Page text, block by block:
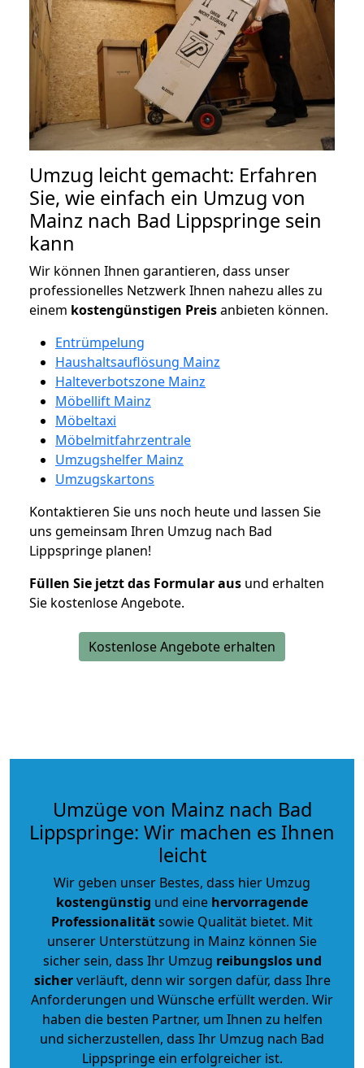
Umzug leicht gemacht: Erfahren
Sie, wie einfach ein Umzug von
Mainz nach Bad Lippspringe sein
kann
Wir können Ihnen garantieren, dass unser
professionelles Netzwerk Ihnen nahezu alles zu
einem kostengünstigen Preisanbieten können.
Entrümpelung
Haushaltsauflösung Mainz
Halteverbotszone Mainz
Möbellift Mainz
Möbeltaxi
Möbelmitfahrzentrale
Umzugshelfer Mainz
Umzugskartons
Kontaktieren Sie uns noch heute und lassen Sie
uns gemeinsam Ihren Umzug nach Bad
Lippspringe planen!
Füllen Sie jetzt das Formular aus und erhalten
Sie kostenlose Angebote.
Kostenlose Angebote erhalten
Umzüge von Mainz nach Bad
Lippspringe: Wir machen es Ihnen
leicht
Wir geben unser Bestes, dass hier Umzug
kostengünstig und eine hervorragende
Professionalitätsowie Qualität bietet. Mit
unserer Unterstützung in Mainz können Sie
sicher sein, dass Ihr Umzug reibungslos und
sicherverläuft, denn wir sorgen dafür, dass Ihre
Anforderungen und Wünsche erfüllt werden. Wir
haben die besten Partner, um Ihnen zu helfen
und sicherzustellen, dass Ihr Umzug nach Bad
Lippspringe ein erfolgreicher ist.